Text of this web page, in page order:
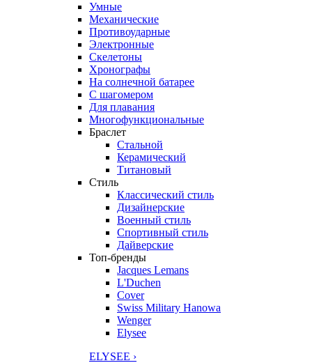
Умные
Механические
Противоударные
Электронные
Скелетоны
Хронографы
На солнечной батарее
С шагомером
Для плавания
Многофункциональные
Браслет
Стальной
Керамический
Титановый
Стиль
Классический стиль
Дизайнерские
Военный стиль
Спортивный стиль
Дайверские
Топ-бренды
Jacques Lemans
L'Duchen
Cover
Swiss Military Hanowa
Wenger
Elysee
ELYSEE ›